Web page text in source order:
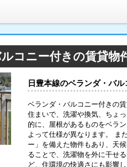
コニー付きの賃貸物
日豊本線のベランダ・バ
ベランダ・バルコニー付きの
住まいで、洗濯や換気、ちょ
的に、屋根があるものをベラ
よって仕様が異なります。 ま
ー」を備えた物件もあり、天
ることで、洗濯物を外に干せ
ど、住環境の快適さにも影響